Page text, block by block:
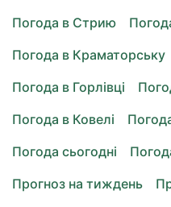
Погода в Стрию
Погода в Краматорську
Погода в Горлівці
Погода в Ковелі
Погода сьогодні
Прогноз на тиждень